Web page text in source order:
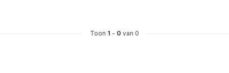
Toon 1 - 0 van 0